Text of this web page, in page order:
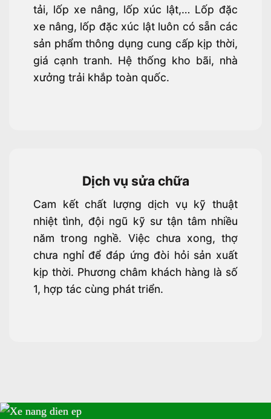
tải, lốp xe nâng, lốp xúc lật,… Lốp đặc
xe nâng, lốp đặc xúc lật luôn có sẵn các
sản phẩm thông dụng cung cấp kịp thời,
giá cạnh tranh. Hệ thống kho bãi, nhà
xưởng trải khắp toàn quốc.
Dịch vụ sửa chữa
Cam kết chất lượng dịch vụ kỹ thuật
nhiệt tình, đội ngũ kỹ sư tận tâm nhiều
năm trong nghề. Việc chưa xong, thợ
chưa nghỉ để đáp ứng đòi hỏi sản xuất
kịp thời. Phương châm khách hàng là số
1, hợp tác cùng phát triển.